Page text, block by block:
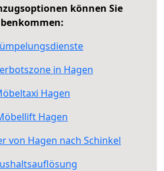
können Sie
benkommen:
in Hagen
Hagen
Hagen
von Hagen nach Schinkel